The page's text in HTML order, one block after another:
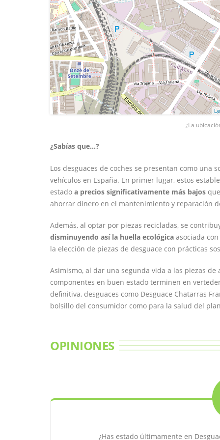
¿La
¿Sabías que...?
Los desguaces de coches se presentan como una
vehículos en España. En primer lugar, estos
estado a precios significativamente más bajos
ahorrar dinero en el mantenimiento y reparación
Además, al optar por piezas recicladas, se
disminuyendo así la huella ecológica asociada
la elección de piezas de desguace con prácticas
Asimismo, al dar una segunda vida a las piezas de
componentes en buen estado terminen en
definitiva, desguaces como Desguace Chatarras
bolsillo del consumidor como para la salud del
OPINIONES
¿Has estado últimamente en